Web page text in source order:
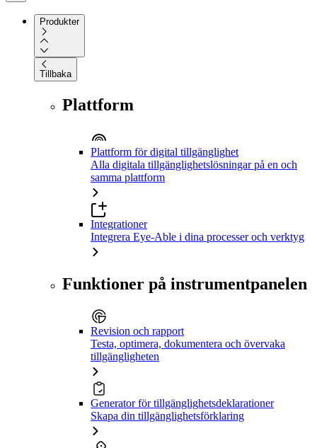
Produkter
Tillbaka
Plattform
Plattform för digital tillgänglighet
Alla digitala tillgänglighetslösningar på en och
samma plattform
Integrationer
Integrera Eye-Able i dina processer och verktyg
Funktioner på instrumentpanelen
Revision och rapport
Testa, optimera, dokumentera och övervaka
tillgängligheten
Generator för tillgänglighetsdeklarationer
Skapa din tillgänglighetsförklaring